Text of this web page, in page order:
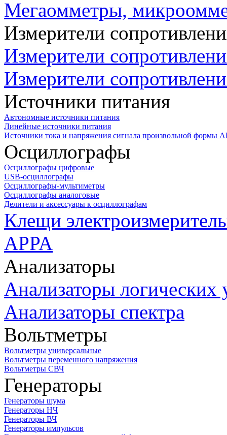
Мегаомметры,
Измерители
Измерители
Измерители
Источники питания
Автономные источники питания
Линейные источники питания
Источники тока и напряжения сигнала произвольной формы
Осциллографы
Осциллографы цифровые
USB-осциллографы
Осциллографы-мультиметры
Осциллографы аналоговые
Делители и аксессуары к осциллографам
Клещи
APPA
Анализаторы
Анализаторы логических
Анализаторы спектра
Вольтметры
Вольтметры универсальные
Вольтметры переменного напряжения
Вольтметры СВЧ
Генераторы
Генераторы шума
Генераторы НЧ
Генераторы ВЧ
Генераторы импульсов